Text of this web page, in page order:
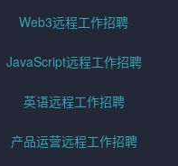
Web3远程工作招聘
JavaScript远程工作招聘
英语远程工作招聘
产品运营远程工作招聘